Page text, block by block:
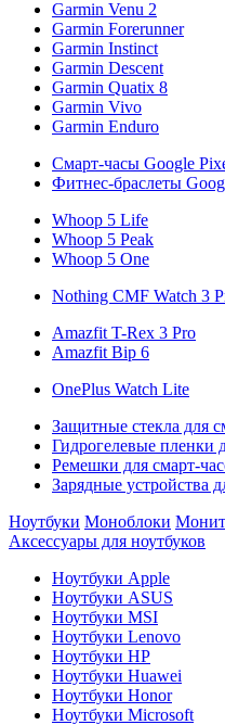
Garmin Venu 2
Garmin Forerunner
Garmin Instinct
Garmin Descent
Garmin Quatix 8
Garmin Vivo
Garmin Enduro
Смарт-часы Google
Фитнес-браслеты
Whoop 5 Life
Whoop 5 Peak
Whoop 5 One
Nothing CMF Watch 3
Amazfit T-Rex 3 Pro
Amazfit Bip 6
OnePlus Watch Lite
Защитные стекла для
Гидрогелевые пленки
Ремешки для смарт-
Зарядные устройства
Ноутбуки Моноблоки
Аксессуары для ноутбуков
Ноутбуки Apple
Ноутбуки ASUS
Ноутбуки MSI
Ноутбуки Lenovo
Ноутбуки HP
Ноутбуки Huawei
Ноутбуки Honor
Ноутбуки Microsoft